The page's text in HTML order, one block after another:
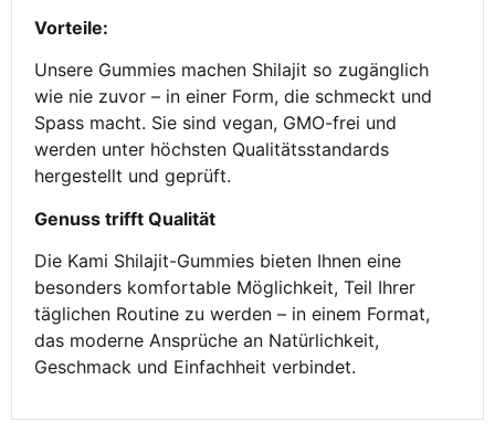
Vorteile:
Unsere Gummies machen Shilajit so zugänglich
wie nie zuvor – in einer Form, die schmeckt und
Spass macht. Sie sind vegan, GMO-frei und
werden unter höchsten Qualitätsstandards
hergestellt und geprüft.
Genuss trifft Qualität
Die Kami Shilajit-Gummies bieten Ihnen eine
besonders komfortable Möglichkeit, Teil Ihrer
täglichen Routine zu werden – in einem Format,
das moderne Ansprüche an Natürlichkeit,
Geschmack und Einfachheit verbindet.